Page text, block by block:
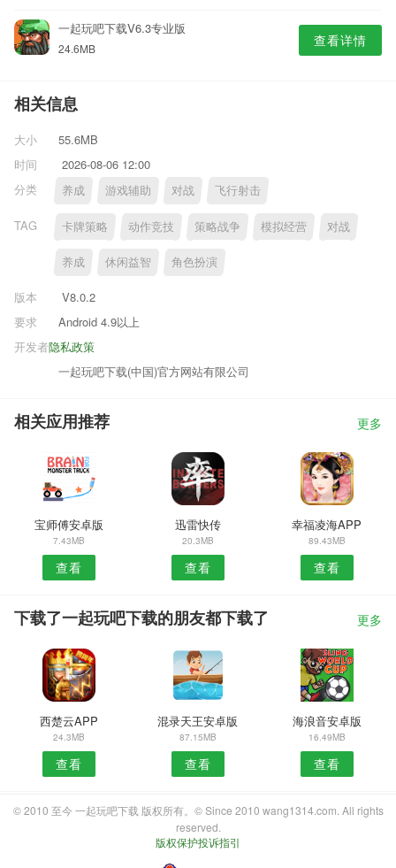
一起玩吧下载V6.3专业版
24.6MB 查看详情
相关信息
大小
55.6MB
时间
2026-08-06 12:00
分类
养成 游戏辅助 对战 飞行射击
TAG 卡牌策略 动作竞技 策略战争 模拟经营 对战
养成 休闲益智 角色扮演
版本
V8.0.2
要求
Android 4.9以上
隐私政策
开发者
一起玩吧下载(中国)官方网站有限公司
相关应用推荐 更多
宝师傅安卓版
7.43MB
查看
迅雷快传
20.3MB
查看
幸福凌海APP
89.43MB
查看
下载了一起玩吧下载的朋友都下载了 更多
西楚云APP
24.3MB
查看
混录天王安卓版
87.15MB
查看
海浪音安卓版
16.49MB
查看
© 2010 至今 一起玩吧下载 版权所有。© Since 2010 wang1314.com. All rights
reserved.
版权保护投诉指引